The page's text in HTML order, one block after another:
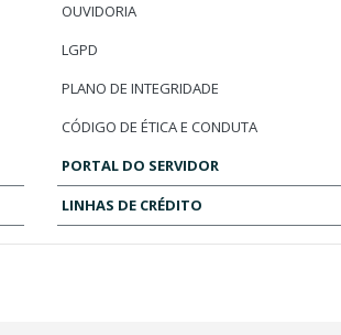
OUVIDORIA
LGPD
PLANO DE INTEGRIDADE
CÓDIGO DE ÉTICA E CONDUTA
PORTAL DO SERVIDOR
LINHAS DE CRÉDITO